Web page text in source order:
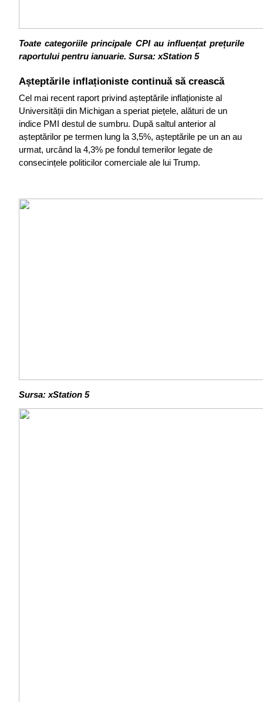
Toate categoriile principale CPI au influențat prețurile
raportului pentru ianuarie. Sursa: xStation 5
Așteptările inflaționiste continuă să crească
Cel mai recent raport privind așteptările inflaționiste al
Universității din Michigan a speriat piețele, alături de un
indice PMI destul de sumbru. După saltul anterior al
așteptărilor pe termen lung la 3,5%, așteptările pe un an au
urmat, urcând la 4,3% pe fondul temerilor legate de
consecințele politicilor comerciale ale lui Trump.
Sursa: xStation 5